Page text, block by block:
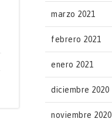
marzo 2021
febrero 2021
enero 2021
diciembre 2020
noviembre 2020